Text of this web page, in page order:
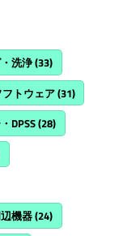
洗浄(33)
フトウェア(31)
DPSS(28)
機器(24)